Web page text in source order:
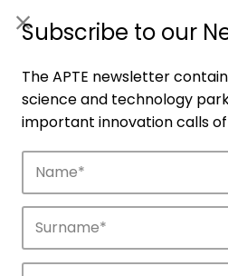
Companies
Subscribe to our
The APTE newsletter
science and technology
important innovation calls